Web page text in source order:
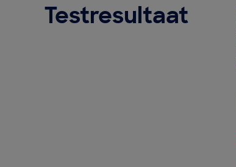
Testresultaat